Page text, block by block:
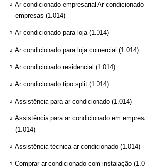
Ar condicionado empresarial Ar condicionado
empresas (1.014)
Ar condicionado para loja(1.014)
Ar condicionado para loja comercial (1.014)
Ar condicionado residencial (1.014)
Ar condicionado tipo split (1.014)
Assistência para ar condicionado (1.014)
Assistência para ar condicionado em
(1.014)
Assistência técnica ar condicionado (1.014)
Comprar ar condicionado com instalação